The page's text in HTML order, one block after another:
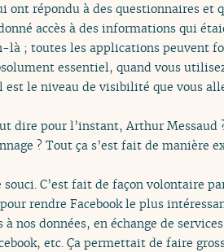
répondu à des questionnaires et
accès à des informations qui
là ; toutes les applications peuvent
essentiel, quand vous
le niveau de visibilité que vous
dire pour l’instant, Arthur Messaud
? Tout ça s’est fait de manière
C’est fait de façon volontaire
rendre Facebook le plus
nos données, en échange de
etc. Ça permettait de faire